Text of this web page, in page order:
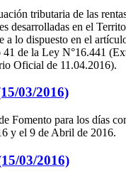
tributaria de las
desarrolladas en el
a lo dispuesto en el
de la Ley N°16.441
Oficial de 11.04.2016).
03/2016)
Fomento para los días
y el 9 de Abril de 2016.
03/2016)